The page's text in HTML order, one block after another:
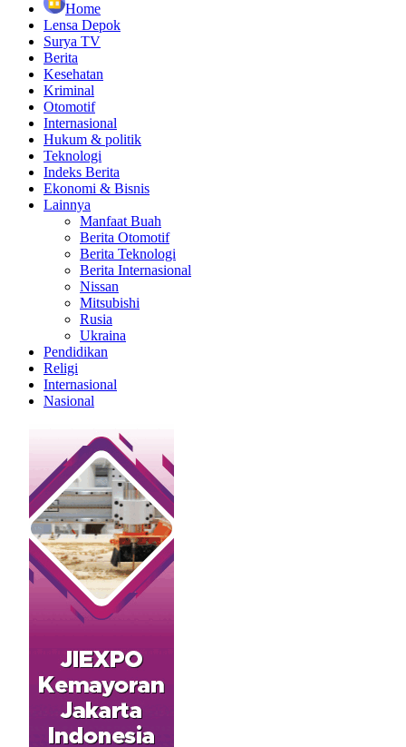
Home
Lensa Depok
Surya TV
Berita
Kesehatan
Kriminal
Otomotif
Internasional
Hukum & politik
Teknologi
Indeks Berita
Ekonomi & Bisnis
Lainnya
Manfaat Buah
Berita Otomotif
Berita Teknologi
Berita Internasional
Nissan
Mitsubishi
Rusia
Ukraina
Pendidikan
Religi
Internasional
Nasional